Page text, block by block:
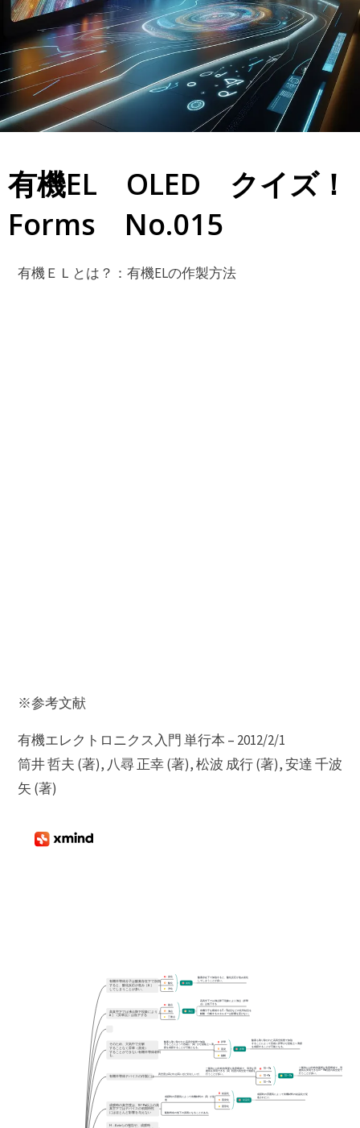
有機EL OLED クイズ！
Forms No.015
有機ＥＬとは？：有機ELの作製方法
※参考文献
有機エレクトロニクス入門 単行本 – 2012/2/1
筒井 哲夫 (著), 八尋 正幸 (著), 松波 成行 (著), 安達 千波
矢 (著)